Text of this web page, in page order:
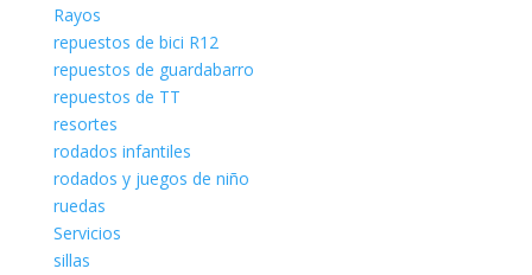
Rayos
repuestos de bici R12
repuestos de guardabarro
repuestos de TT
resortes
rodados infantiles
rodados y juegos de niño
ruedas
Servicios
sillas